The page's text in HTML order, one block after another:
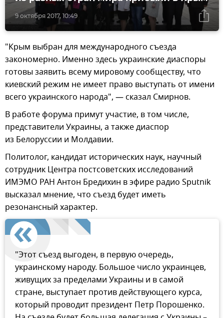
9 октября 2017, 10:49
"Крым выбран для международного съезда
закономерно. Именно здесь украинские диаспоры
готовы заявить всему мировому сообществу, что
киевский режим не имеет право выступать от имени
всего украинского народа", — сказал Смирнов.
В работе форума примут участие, в том числе,
представители Украины, а также диаспор
из Белоруссии и Молдавии.
Политолог, кандидат исторических наук, научный
сотрудник Центра постсоветских исследований
ИМЭМО РАН Антон Бредихин в эфире радио Sputnik
высказал мнение, что съезд будет иметь
резонансный характер.
"Этот съезд выгоден, в первую очередь,
украинскому народу. Большое число украинцев,
живущих за пределами Украины и в самой
стране, выступает против действующего курса,
который проводит президент Петр Порошенко.